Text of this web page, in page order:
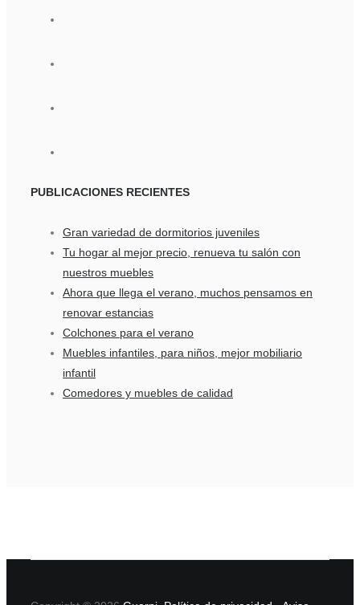
PUBLICACIONES RECIENTES
Gran variedad de dormitorios juveniles
Tu hogar al mejor precio, renueva tu salón con
nuestros muebles
Ahora que llega el verano, muchos pensamos en
renovar estancias
Colchones para el verano
Muebles infantiles, para niños, mejor mobiliario
infantil
Comedores y muebles de calidad